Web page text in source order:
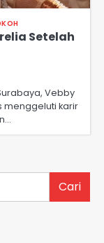
Setelah
Vebby
menggeluti karir
Cari